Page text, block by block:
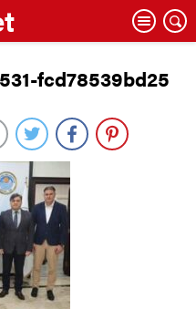
fcd78539bd25